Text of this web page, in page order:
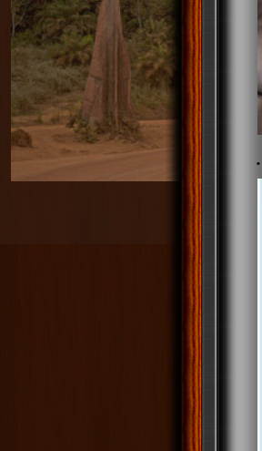
•